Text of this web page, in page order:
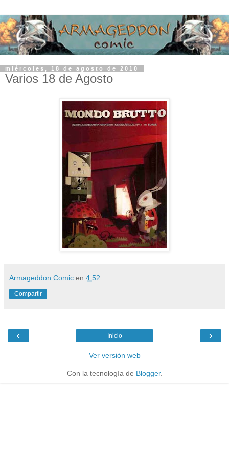
miércoles, 18 de agosto de 2010
Varios 18 de Agosto
Armageddon Comic en 4:52
Compartir
‹ ›
Inicio
Ver versión web
Con la tecnología de Blogger.